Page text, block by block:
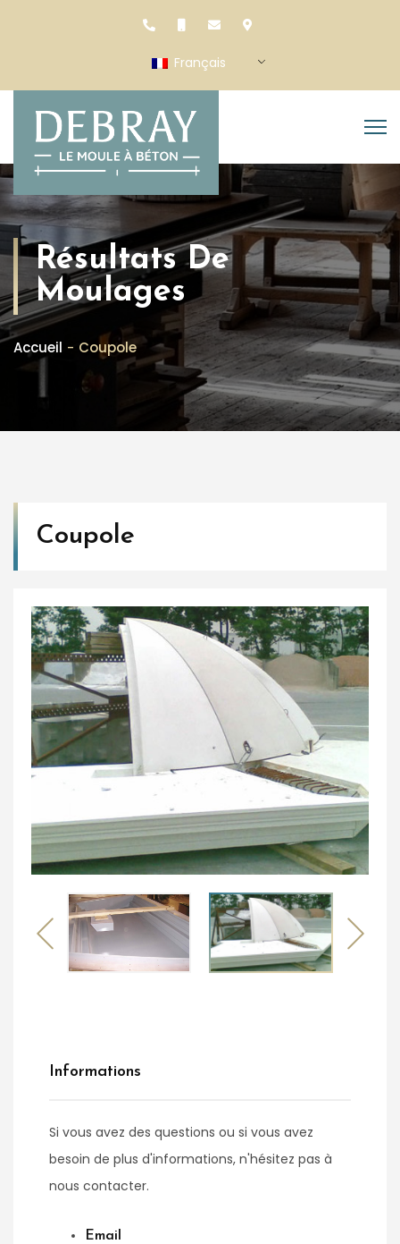
Français
Résultats De
Moulages
Accueil Coupole
Coupole
Informations
Si vous avez des questions ou si vous avez
besoin de plus d'informations, n'hésitez pas à
nous contacter.
Email